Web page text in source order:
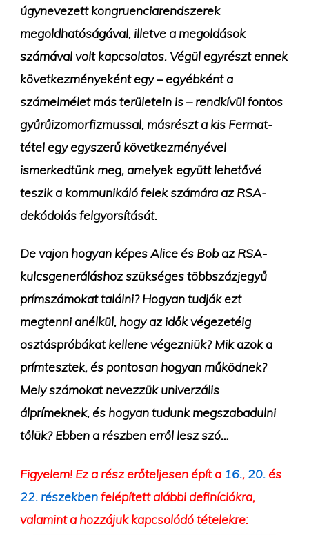
úgynevezett kongruenciarendszerek
megoldhatóságával, illetve a megoldások
számával volt kapcsolatos. Végül egyrészt ennek
következményeként egy – egyébként a
számelmélet más területein is – rendkívül fontos
gyűrűizomorfizmussal, másrészt a kis Fermat-
tétel egy egyszerű következményével
ismerkedtünk meg, amelyek együtt lehetővé
teszik a kommunikáló felek számára az RSA-
dekódolás felgyorsítását.
De vajon hogyan képes Alice és Bob az RSA-
kulcsgeneráláshoz szükséges többszázjegyű
prímszámokat találni? Hogyan tudják ezt
megtenni anélkül, hogy az idők végezetéig
osztáspróbákat kellene végezniük? Mik azok a
prímtesztek, és pontosan hogyan működnek?
Mely számokat nevezzük univerzális
álprímeknek, és hogyan tudunk megszabadulni
tőlük? Ebben a részben erről lesz szó…
Figyelem! Ez a rész erőteljesen épít a 16., 20.és
22. részekbenfelépített alábbi definíciókra,
valamint a hozzájuk kapcsolódó tételekre: